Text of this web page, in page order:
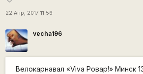
22 Апр, 2017 11:56
vecha196
Велокарнавал «Viva Ровар!» Минск